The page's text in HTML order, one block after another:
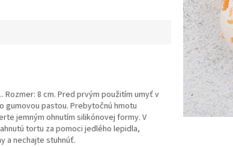
8 cm. Pred prvým použitím umyť v
gumovou pastou. Prebytočnú hmotu
jemným ohnutím silikónovej formy. V
tortu za pomoci jedlého lepidla,
a nechajte stuhnúť.